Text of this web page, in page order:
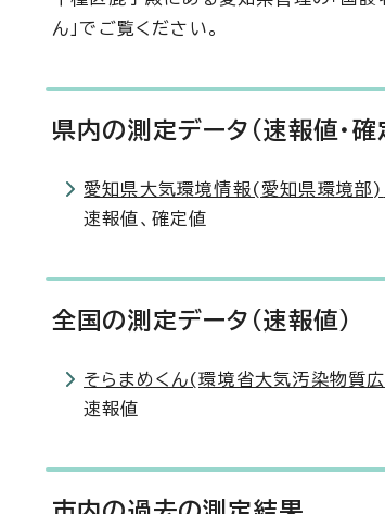
ん」でご覧ください。
県内の測定データ(速報値・確
愛知県大気環境情報(愛知県環境部)
速報値、確定値
全国の測定データ(速報値)
そらまめくん(環境省大気汚染物質
速報値